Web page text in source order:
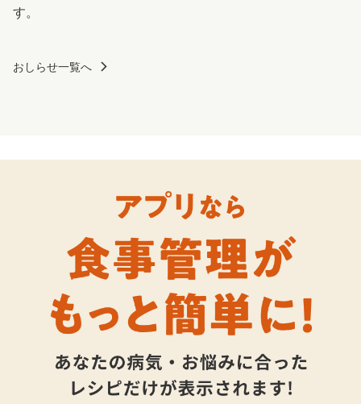
す。
おしらせ一覧へ